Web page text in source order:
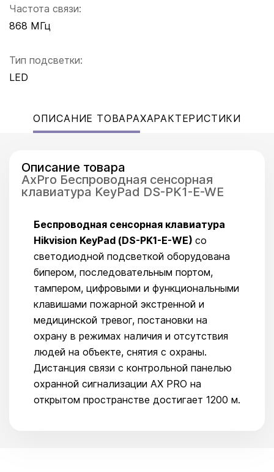
Частота связи:
868 МГц
Тип подсветки:
LED
ОПИСАНИЕ ТОВАРАХАРАКТЕРИСТИКИ
Описание товара
AxPro Беспроводная сенсорная
клавиатура KeyPad DS-PK1-E-WE
Беспроводная сенсорная клавиатура
Hikvision KeyPad (DS-PK1-E-WE) со
светодиодной подсветкой оборудована
бипером, последовательным портом,
тампером, цифровыми и функциональными
клавишами пожарной экстренной и
медицинской тревог, постановки на
охрану в режимах наличия и отсутствия
людей на объекте, снятия с охраны.
Дистанция связи с контрольной панелью
охранной сигнализации AX PRO на
открытом пространстве достигает 1200 м.